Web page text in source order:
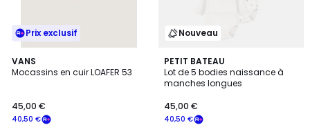
Prix exclusif
VANS
Mocassins en cuir LOAFER 53
40,50 €
45,00 €
Nouveau
PETIT BATEAU
Lot de 5 bodies naissance à
manches longues
40,50 €
45,00 €